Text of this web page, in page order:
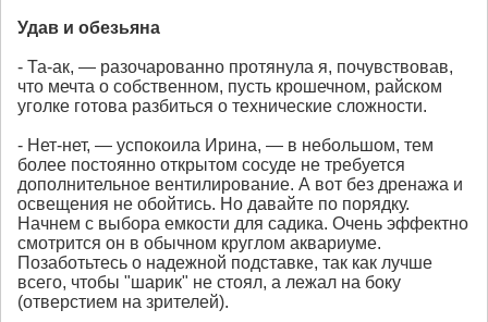
Удав и обезьяна
- Та-ак, — разочарованно протянула я, почувствовав,
что мечта о собственном, пусть крошечном, райском
уголке готова разбиться о технические сложности.
- Нет-нет, — успокоила Ирина, — в небольшом, тем
более постоянно открытом сосуде не требуется
дополнительное вентилирование. А вот без дренажа и
освещения не обойтись. Но давайте по порядку.
Начнем с выбора емкости для садика. Очень эффектно
смотрится он в обычном круглом аквариуме.
Позаботьтесь о надежной подставке, так как лучше
всего, чтобы "шарик" не стоял, а лежал на боку
(отверстием на зрителей).